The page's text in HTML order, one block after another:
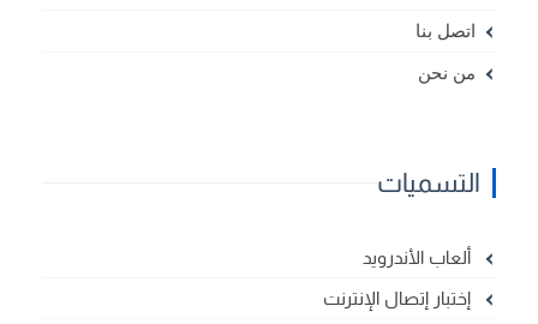
اتصل بنا
من نحن
التسميات
ألعاب الأندرويد
إختبار إتصال الإنترنت